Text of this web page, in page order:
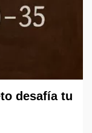
desafía tu